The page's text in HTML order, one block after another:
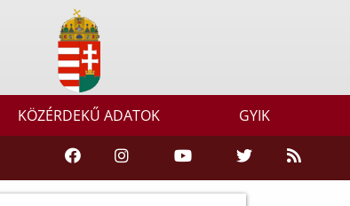
KÖZÉRDEKŰ ADATOK GYIK